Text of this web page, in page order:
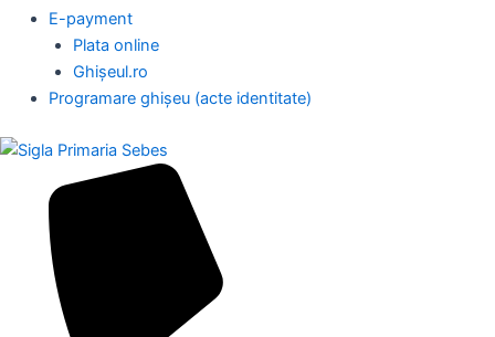
E-payment
Plata online
Ghișeul.ro
Programare ghișeu (acte identitate)